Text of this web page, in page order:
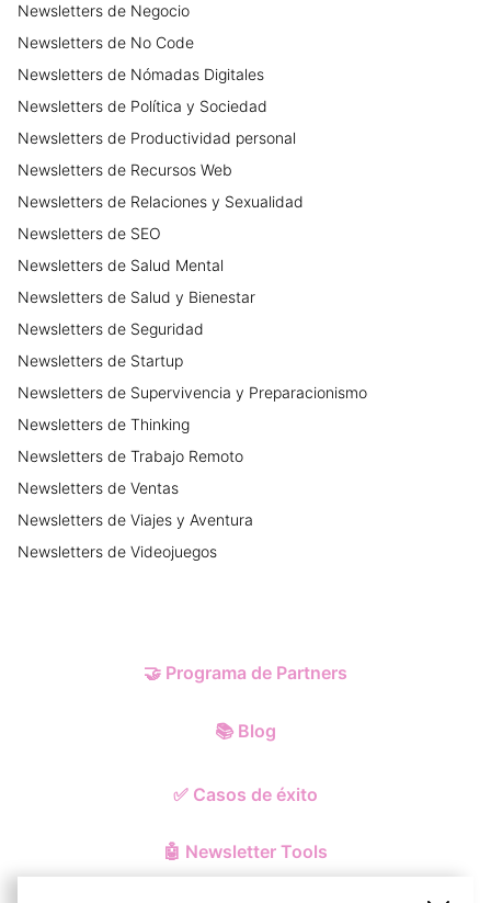
Newsletters de Negocio
Newsletters de No Code
Newsletters de Nómadas Digitales
Newsletters de Política y Sociedad
Newsletters de Productividad personal
Newsletters de Recursos Web
Newsletters de Relaciones y Sexualidad
Newsletters de SEO
Newsletters de Salud Mental
Newsletters de Salud y Bienestar
Newsletters de Seguridad
Newsletters de Startup
Newsletters de Supervivencia y Preparacionismo
Newsletters de Thinking
Newsletters de Trabajo Remoto
Newsletters de Ventas
Newsletters de Viajes y Aventura
Newsletters de Videojuegos
🤝 Programa de Partners
📚 Blog
✅ Casos de éxito
🤖 Newsletter Tools